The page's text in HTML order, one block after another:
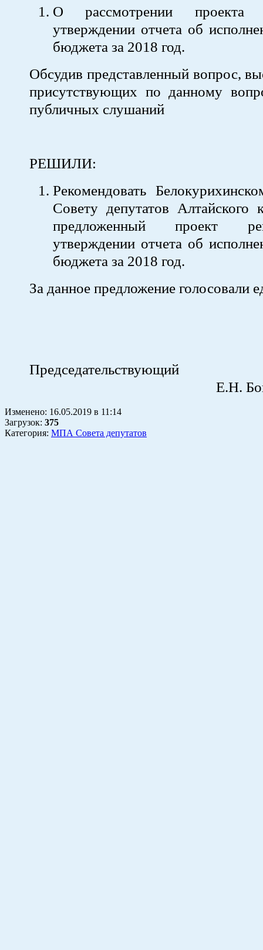
О рассмотрении
утверждении отчета об
бюджета за 2018 год.
Обсудив представленный вопрос,
присутствующих по данному
публичных слушаний
РЕШИЛИ:
Рекомендовать
Совету депутатов Алтайского
предложенный проект
утверждении отчета об
бюджета за 2018 год.
За данное предложение голосовали
Председательствующий
Е.Н.
Изменено: 16.05.2019 в 11:14
Загрузок: 375
Категория: МПА Совета депутатов